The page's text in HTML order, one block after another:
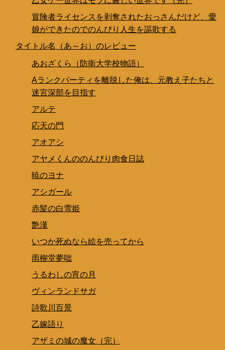
冒険者ライセンスを剥奪されたおっさんだけど、愛
娘ができたのでのんびり人生を謳歌する
タイトル名（あ～お）のレビュー
あおざくら（防衛大学校物語）
Aランクパーティを離脱した俺は、元教え子たちと
迷宮深部を目指す
アルテ
応天の門
アオアシ
アヤメくんののんびり肉食日誌
暁のヨナ
アシガール
赤髪の白雪姫
艶漢
いつか死ぬなら絵を売ってから
雨柳堂夢咄
うるわしの宵の月
ヴィンランドサガ
詩歌川百景
乙嫁語り
アザミの城の魔女（完）